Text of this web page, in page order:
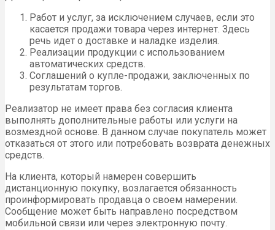
Работ и услуг, за исключением случаев, если это
касается продажи товара через интернет. Здесь
речь идет о доставке и наладке изделия.
Реализации продукции с использованием
автоматических средств.
Соглашений о купле-продажи, заключенных по
результатам торгов.
Реализатор не имеет права без согласия клиента
выполнять дополнительные работы или услуги на
возмездной основе. В данном случае покупатель может
отказаться от этого или потребовать возврата денежных
средств.
На клиента, который намерен совершить
дистанционную покупку, возлагается обязанность
проинформировать продавца о своем намерении.
Сообщение может быть направлено посредством
мобильной связи или через электронную почту.